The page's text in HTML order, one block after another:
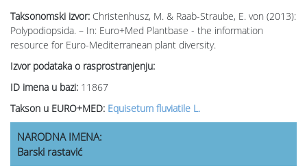
Taksonomski izvor: Christenhusz, M. & Raab-Straube, E. von (2013):
Polypodiopsida. – In: Euro+Med Plantbase - the information
resource for Euro-Mediterranean plant diversity.
Izvor podataka o rasprostranjenju:
ID imena u bazi: 11867
Takson u EURO+MED: Equisetum fluviatile L.
NARODNA IMENA:
Barski rastavić